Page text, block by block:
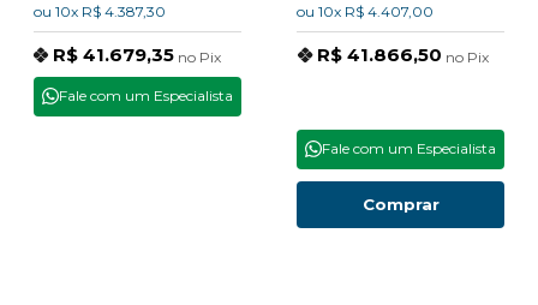
ou 10x R$ 4.387,30
R$ 41.679,35 no Pix
Fale com um Especialista
ou 10x R$ 4.407,00
R$ 41.866,50 no Pix
Comprar
Fale com um Especialista